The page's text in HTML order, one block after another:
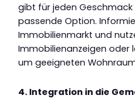
gibt für jeden
passende Option.
Immobilienmarkt und
Immobilienanzeigen oder
um geeigneten
4. Integration in die